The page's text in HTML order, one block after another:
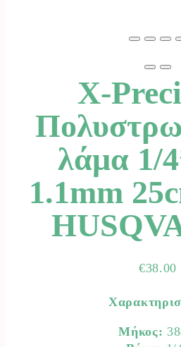
X-
λάμα 1/
1.1mm
€38.00
Μήκος: